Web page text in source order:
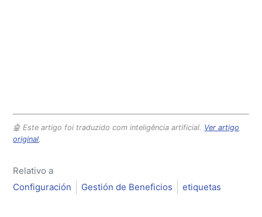
🤖 Este artigo foi traduzido com inteligência artificial. Ver artigo
original.
Relativo a
Configuración
Gestión de Beneficios etiquetas